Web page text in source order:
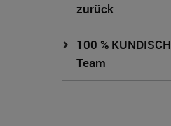
zurück
100 %
Team